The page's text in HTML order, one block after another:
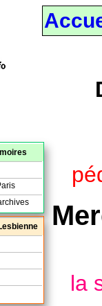
la